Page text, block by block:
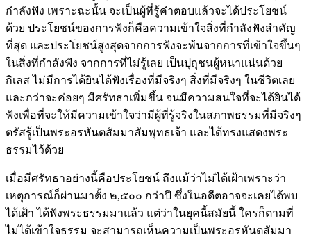
กำลังฟัง เพราะฉะนั้น จะเป็นผู้ที่รู้คำตอบแล้วจะได้ประโยชน์
ด้วย ประโยชน์ของการฟังก็คือความเข้าใจสิ่งที่กำลังฟังสำคัญ
ที่สุด และประโยชน์สูงสุดจากการฟังจะพ้นจากการที่เข้าใจขึ้นๆ
ในสิ่งที่กำลังฟัง จากการที่ไม่รู้เลย เป็นปุถุชนผู้หนาแน่นด้วย
กิเลส ไม่มีการได้ยินได้ฟังเรื่องที่มีจริงๆ สิ่งที่มีจริงๆ ในชีวิตเลย
และกว่าจะค่อยๆ มีศรัทธาเพิ่มขึ้น จนมีความสนใจที่จะได้ยินได้
ฟังเพื่อที่จะให้มีความเข้าใจว่ามีผู้ที่รู้จริงในสภาพธรรมที่มีจริงๆ
ตรัสรู้เป็นพระอรหันตสัมมาสัมพุทธเจ้า และได้ทรงแสดงพระ
ธรรมไว้ด้วย
เมื่อมีศรัทธาอย่างนี้คือประโยชน์ ถึงแม้ว่าไม่ได้เฝ้าเพราะว่า
เหตุการณ์ก็ผ่านมาตั้ง ๒,๕๐๐ กว่าปี ซึ่งในอดีตอาจจะเคยได้พบ
ได้เฝ้า ได้ฟังพระธรรมมาแล้ว แต่ว่าในยุคนี้สมัยนี้ ใครก็ตามที่
ไม่ได้เข้าใจธรรม จะสามารถเห็นความเป็นพระอรหันตสัมมา